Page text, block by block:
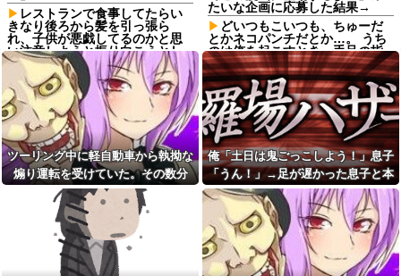
レストランで食事してたらい
きなり後ろから髪を引っ張ら
れ、子供が悪戯してるのかと思
い注意しようと振り向こうとし
たら耳元でハサミの音がした！
妙に頭が軽くなったと思った
ら…
【家族内争い】 嫁のピアノを
兄嫁が欲しがり親も譲れと言い
出した結果…ｗｗｗｗ
佐藤二朗、妻とのハグを報告
「文〇砲より遥かに威力は弱い
が、僕のノロケ砲をお見舞いす
る」
【画像】日本のセクシー過ぎ
る女性犯罪者一覧が冗談抜きに
レベル高過ぎる件w w w w w w
【衝撃】広末涼子さんが地上
たいな企画に応募した結果→
どいつもこいつも、ちゅーだ
とかネコパンチだとか…。 うち
のは俺を起こすとき、手足の指
を噛みますが何か。【再】
日本円、協調介入も米雇用統
計も無効化の流れ他
PTA会長が事故で辞退→旦那
「妻の代わりに僕がやります」
→1年後…名物ガンコジジイを草
むしりに召喚、不登校児を学校
に復帰させる無双状態にｗｗ
【巨人対ヤクルト17回戦】巨
人、2回裏2アウト一二塁から浦
田のタイムリーで同点に追いつ
く！！！！！！
【朗報】かつや感謝祭が開催
中！人気メニューが税抜150円引
き＆ご飯大盛り無料
ツーリング中に軽自動車から執拗な
煽り運転を受けていた。その数分
後、思わぬ結末を目撃することにな
俺「土日は鬼ごっこしよう！」息子
「うん！」→足が遅かった息子と本
気で遊び続けた10年後…